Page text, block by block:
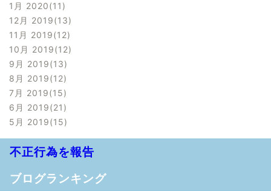
1月 2020 11
12月 2019 13
11月 2019 12
10月 2019 12
9月 2019 13
8月 2019 12
7月 2019 15
6月 2019 21
5月 2019 15
不正行為を報告
ブログランキング